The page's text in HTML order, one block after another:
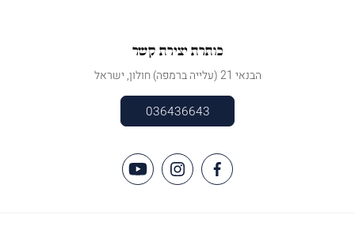
כותרת יצירת קשר
הבנאי 21 (עלייה ברמפה) חולון, ישראל
036436643